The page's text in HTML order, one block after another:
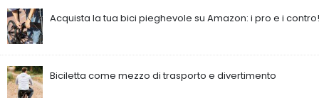
Acquista la tua bici pieghevole su Amazon: i pro e i contro!
Biciletta come mezzo di trasporto e divertimento